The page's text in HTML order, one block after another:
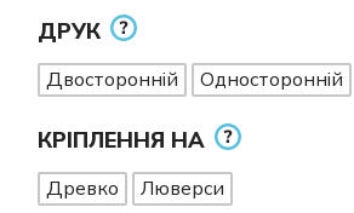
ДРУК
Двосторонній Односторонній
КРІПЛЕННЯ НА
Древко Люверси